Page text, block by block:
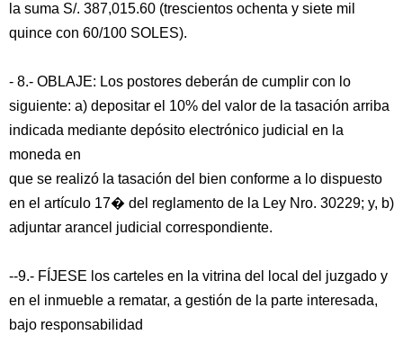
la suma S/. 387,015.60 (trescientos ochenta y siete mil
quince con 60/100 SOLES).
- 8.- OBLAJE: Los postores deberán de cumplir con lo
siguiente: a) depositar el 10% del valor de la tasación arriba
indicada mediante depósito electrónico judicial en la
moneda en
que se realizó la tasación del bien conforme a lo dispuesto
en el artículo 17� del reglamento de la Ley Nro. 30229; y, b)
adjuntar arancel judicial correspondiente.
--9.- FÍJESE los carteles en la vitrina del local del juzgado y
en el inmueble a rematar, a gestión de la parte interesada,
bajo responsabilidad